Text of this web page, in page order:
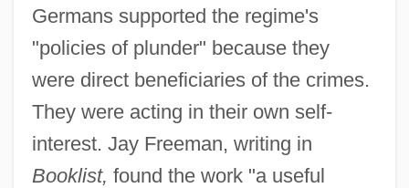
Germans supported the regime's
"policies of plunder" because they
were direct beneficiaries of the crimes.
They were acting in their own self-
interest. Jay Freeman, writing in
Booklist, found the work "a useful